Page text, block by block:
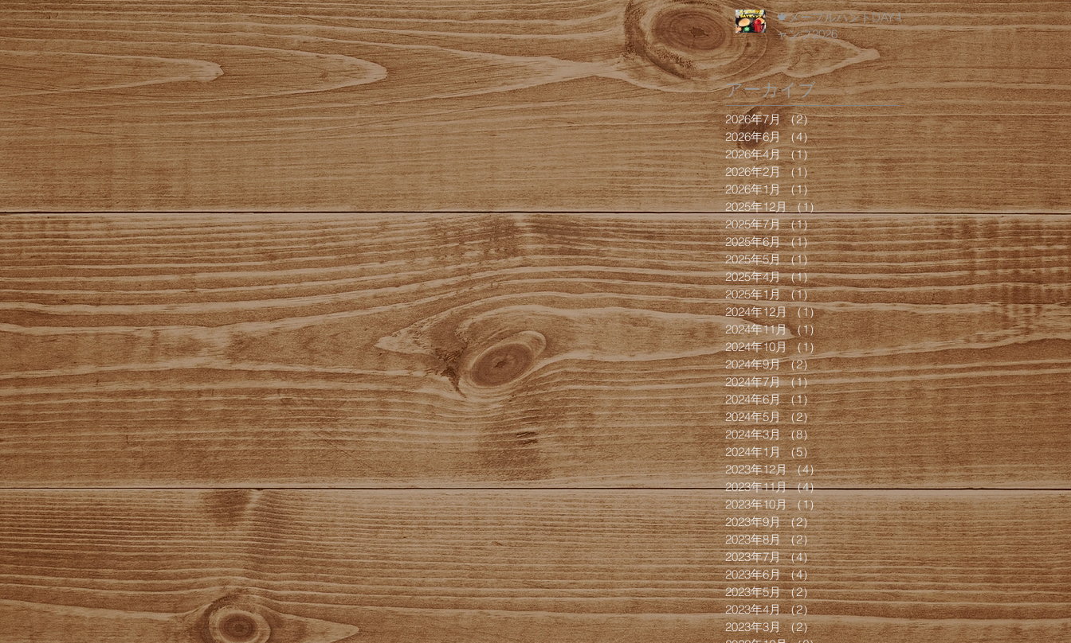
🍁メープルハントDAYキ
ャンプ2026
アーカイブ
2026年7月 （2）2件の記事
2026年6月 （4）4件の記事
2026年4月 （1）1件の記事
2026年2月 （1）1件の記事
2026年1月 （1）1件の記事
2025年12月 （1）1件の記事
2025年7月 （1）1件の記事
2025年6月 （1）1件の記事
2025年5月 （1）1件の記事
2025年4月 （1）1件の記事
2025年1月 （1）1件の記事
2024年12月 （1）1件の記事
2024年11月 （1）1件の記事
2024年10月 （1）1件の記事
2024年9月 （2）2件の記事
2024年7月 （1）1件の記事
2024年6月 （1）1件の記事
2024年5月 （2）2件の記事
2024年3月 （8）8件の記事
2024年1月 （5）5件の記事
2023年12月 （4）4件の記事
2023年11月 （4）4件の記事
2023年10月 （1）1件の記事
2023年9月 （2）2件の記事
2023年8月 （2）2件の記事
2023年7月 （4）4件の記事
2023年6月 （4）4件の記事
2023年5月 （2）2件の記事
2023年4月 （2）2件の記事
2023年3月 （2）2件の記事